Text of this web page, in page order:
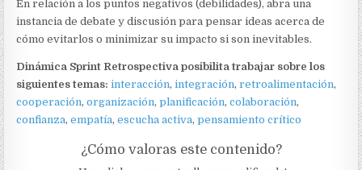
En relación a los puntos negativos (debilidades), abra una
instancia de debate y discusión para pensar ideas acerca de
cómo evitarlos o minimizar su impacto si son inevitables.
Dinámica Sprint Retrospectiva posibilita trabajar sobre los
siguientes temas:interacción,integración,retroalimentación,
cooperación,organización,planificación,colaboración,
confianza,empatía,escucha activa,pensamiento crítico
¿Cómo valoras este contenido?